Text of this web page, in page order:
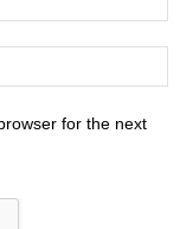
for the next